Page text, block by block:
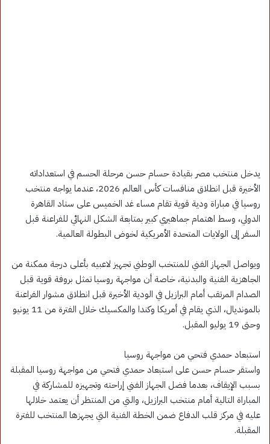
يدخل منتخب مصر بقيادة حسام حسن مرحلة الحسم في استعداداته
الأخيرة قبل انطلاق منافسات كأس العالم 2026، عندما يواجه منتخب
روسيا في مباراة ودية قوية تقام مساء غد الخميس على ستاد القاهرة
الدولي، وسط اهتمام جماهيري كبير بمتابعة الشكل النهائي للفراعنة قبل
السفر إلى الولايات المتحدة الأمريكية لخوض البطولة العالمية.
ويواصل الجهاز الفني للمنتخب الوطني تجهيز لاعبيه بأعلى درجة ممكنة من
الجاهزية الفنية والبدنية، خاصة أن مواجهة روسيا تمثل بروفة قوية قبل
الصدام المرتقب أمام البرازيل في الودية الأخيرة قبل انطلاق مشوار الفراعنة
بالمونديال، الذي يقام في أمريكا وكندا والمكسيك خلال الفترة من 11 يونيو
وحتى 19 يوليو المقبل.
استبعاد حمدي فتحي من مواجهة روسيا
واستقر حسام حسن على استبعاد حمدي فتحي من مواجهة روسيا المقبلة
بسبب الإيقاف، بعدما فضل الجهاز الفني إراحته وتجهيزه للمشاركة في
المباراة التالية أمام منتخب البرازيل، والتي من المنتظر أن يعتمد خلالها
عليه في مركز قلب الدفاع ضمن الخطة الفنية التي يجهزها المنتخب للفترة
المقبلة.